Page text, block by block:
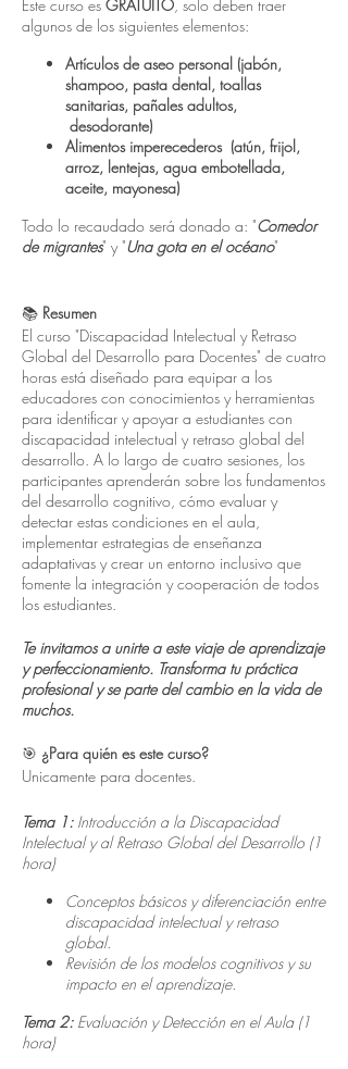
Este curso es GRATUITO, solo deben traer
algunos de los siguientes elementos:
Artículos de aseo personal (jabón,
shampoo, pasta dental, toallas
sanitarias, pañales adultos,
desodorante)
Alimentos imperecederos (atún, frijol,
arroz, lentejas, agua embotellada,
aceite, mayonesa)
Todo lo recaudado será donado a: "Comedor
de migrantes" y "Una gota en el océano"
📚 Resumen
El curso "Discapacidad Intelectual y Retraso
Global del Desarrollo para Docentes" de cuatro
horas está diseñado para equipar a los
educadores con conocimientos y herramientas
para identificar y apoyar a estudiantes con
discapacidad intelectual y retraso global del
desarrollo. A lo largo de cuatro sesiones, los
participantes aprenderán sobre los fundamentos
del desarrollo cognitivo, cómo evaluar y
detectar estas condiciones en el aula,
implementar estrategias de enseñanza
adaptativas y crear un entorno inclusivo que
fomente la integración y cooperación de todos
los estudiantes.
Te invitamos a unirte a este viaje de aprendizaje
y perfeccionamiento. Transforma tu práctica
profesional y se parte del cambio en la vida de
muchos.
🎯 ¿Para quién es este curso?
Unicamente para docentes.
Tema 1: Introducción a la Discapacidad
Intelectual y al Retraso Global del Desarrollo (1
hora)
Conceptos básicos y diferenciación entre
discapacidad intelectual y retraso
global.
Revisión de los modelos cognitivos y su
impacto en el aprendizaje.
Tema 2: Evaluación y Detección en el Aula (1
hora)